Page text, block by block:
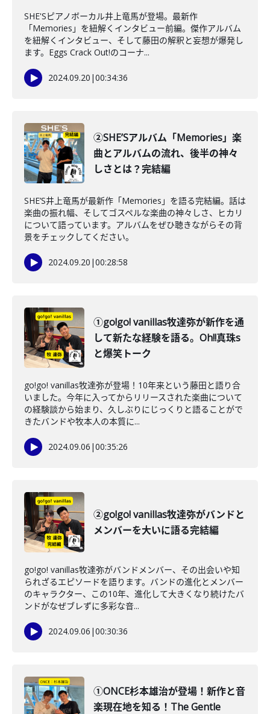
SHE'Sピアノボーカル井上竜馬が登場。最新作
「Memories」を紐解くインタビュー前編。傑作アルバム
を紐解くインタビュー、そして藤田の解釈と妄想が爆発し
ます。Eggs Crack Out!のコーナ...
2024.09.20 |00:34:36
②SHE’Sアルバム「Memories」楽
曲とアルバムの流れ、後半の神々
しさとは？完結編
SHE’S井上竜馬が最新作「Memories」を語る完結編。話は
楽曲の振れ幅、そしてゴスペルな楽曲の神々しさ、ヒカリ
について語っています。アルバムをぜひ聴きながらその背
景をチェックしてください。
2024.09.20 |00:28:58
①go!go! vanillas牧達弥が新作を通
して新たな経験を語る。Oh!!真珠s
と爆笑トーク
go!go! vanillas牧達弥が登場！10年来という藤田と語り合
いました。今年に入ってからリリースされた楽曲について
の経験談から始まり、久しぶりにじっくりと語ることがで
きたバンドや牧本人の本質に...
2024.09.06 |00:35:26
②go!go! vanillas牧達弥がバンドと
メンバーを大いに語る完結編
go!go! vanillas牧達弥がバンドメンバー、その出会いや知
られざるエピソードを語ります。バンドの進化とメンバー
のキャラクター、この10年、進化して大きくなり続けたバ
ンドがなぜブレずに多彩な音...
2024.09.06 |00:30:36
①ONCE杉本雄治が登場！新作と音
楽現在地を知る！The Gentle